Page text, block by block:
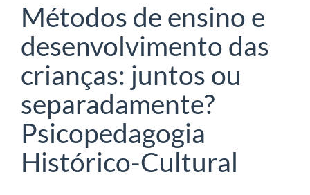
Métodos de ensino e
desenvolvimento das
crianças: juntos ou
separadamente?
Psicopedagogia
Histórico-Cultural